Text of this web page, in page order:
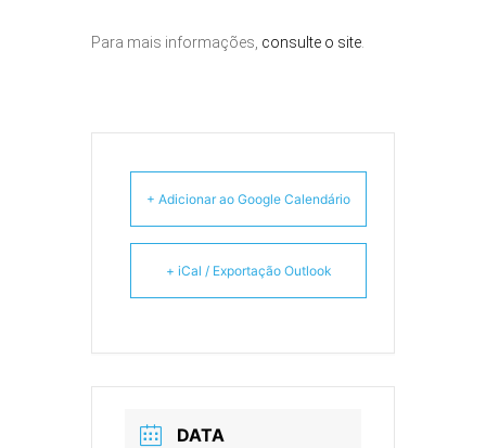
Para mais informações, consulte o site.
+ Adicionar ao Google Calendário
+ iCal / Exportação Outlook
DATA